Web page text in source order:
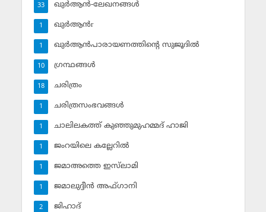
ഖുര്‍ആന്‍-ലേഖനങ്ങള്‍
33
ഖുര്‍ആന്‍r
1
ഖുര്‍ആന്‍പാരായണത്തിന്റെ സുജൂദില്‍
1
ഗ്രന്ഥങ്ങള്‍
10
ചരിത്രം
18
ചരിത്രസംഭവങ്ങള്‍
1
ചാലിലകത്ത് കുഞ്ഞുമുഹമ്മദ് ഹാജി
1
ജംറയിലെ കല്ലേറില്‍
1
ജമാഅത്തെ ഇസ്‌ലാമി
1
ജമാലുദ്ദീന്‍ അഫ്ഗാനി
1
ജിഹാദ്‌
2